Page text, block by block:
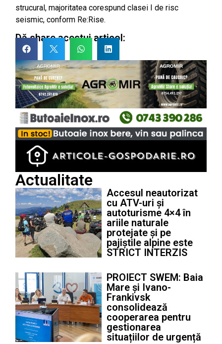
strucural, majoritatea corespund clasei I de risc
seismic, conform Re:Rise.
Dă share acestui articol:
Actualitate
Accesul neautorizat
cu ATV-uri și
autoturisme 4×4 în
ariile naturale
protejate și pe
pajiștile alpine este
STRICT INTERZIS
PROIECT SWEM: Baia
Mare și Ivano-
Frankivsk
consolidează
cooperarea pentru
gestionarea
situațiilor de urgență